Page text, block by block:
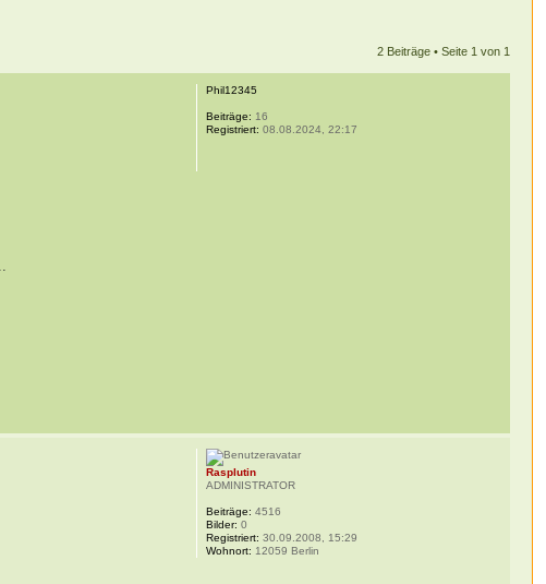
2 Beiträge • Seite 1 von 1
Phil12345
Beiträge: 16
Registriert: 08.08.2024, 22:17
Rasplutin
ADMINISTRATOR
Beiträge: 4516
Bilder: 0
Registriert: 30.09.2008, 15:29
Wohnort: 12059 Berlin